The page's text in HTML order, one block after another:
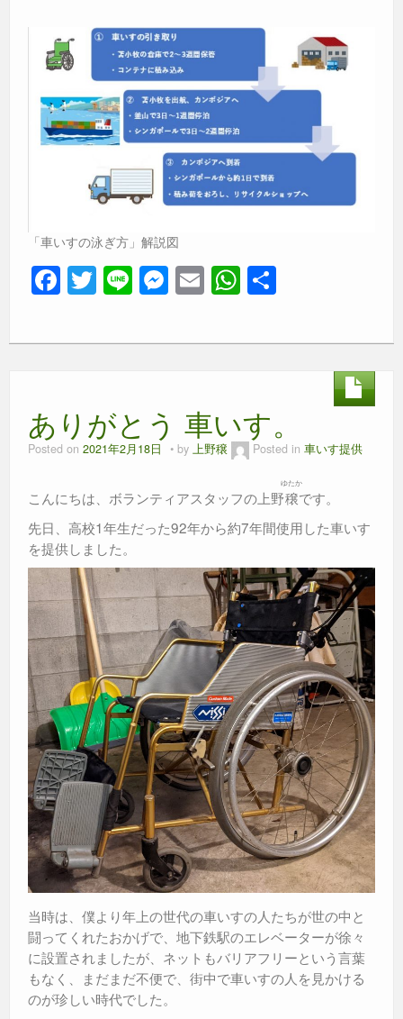
「車いすの泳ぎ方」解説図
F
a
c
o
o
T
wi
tt
Li
n
e
M
e
ss
er
E
m
ail
W
h
at
p
p
ありがとう 車いす。
Posted on 2021年2月18日 by 上野穣 Posted in 車いす提供
こんにちは、ボランティアスタッフの上野穣
ゆたか
です。
先日、高校1年生だった92年から約7年間使用した車いす
を提供しました。
当時は、僕より年上の世代の車いすの人たちが世の中と
闘ってくれたおかげで、地下鉄駅のエレベーターが徐々
に設置されましたが、ネットもバリアフリーという言葉
もなく、まだまだ不便で、街中で車いすの人を見かける
のが珍しい時代でした。